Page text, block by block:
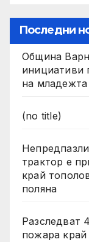
Последни
Община
инициативи
на младежта
(no title)
трактор е
край
поляна
Разследват
пожара край